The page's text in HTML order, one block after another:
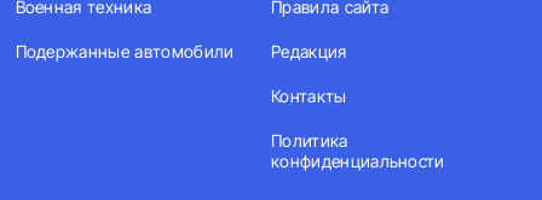
Военная техника
Подержанные автомобили
Правила сайта
Редакция
Контакты
Политика
конфиденциальности